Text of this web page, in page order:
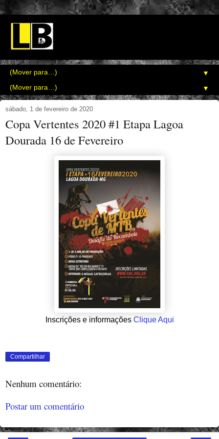
▼
▼
sábado, 1 de fevereiro de 2020
Copa Vertentes 2020 #1 Etapa Lagoa
Dourada 16 de Fevereiro
Inscrições e informações Clique Aqui
Compartilhar
Nenhum comentário:
Postar um comentário